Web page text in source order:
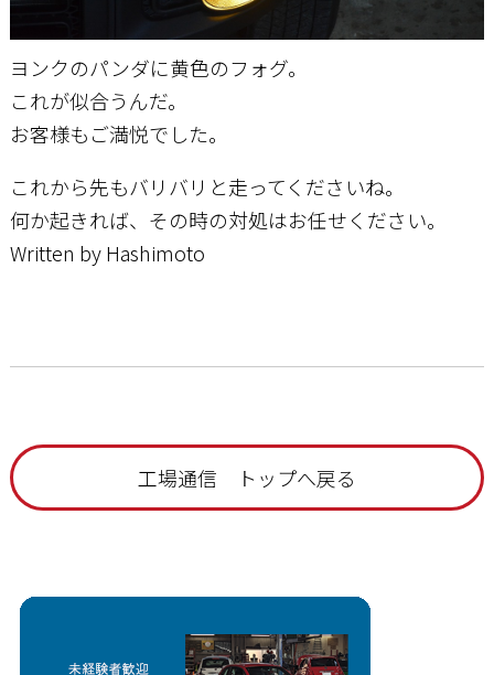
ヨンクのパンダに黄色のフォグ。
これが似合うんだ。
お客様もご満悦でした。
これから先もバリバリと走ってくださいね。
何か起きれば、その時の対処はお任せください。
Written by Hashimoto
工場通信 トップへ戻る